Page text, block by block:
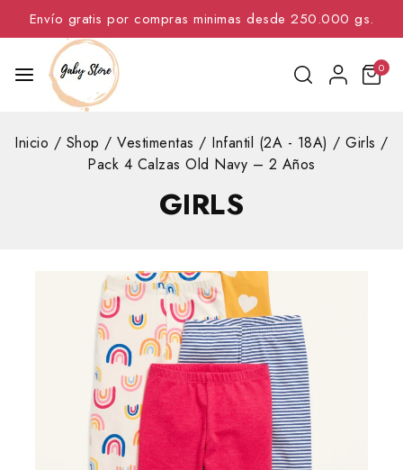
Envío gratis por compras minimas desde 250.000 gs.
0
Inicio / Shop / Vestimentas / Infantil (2A - 18A) / Girls /
Pack 4 Calzas Old Navy – 2 Años
GIRLS